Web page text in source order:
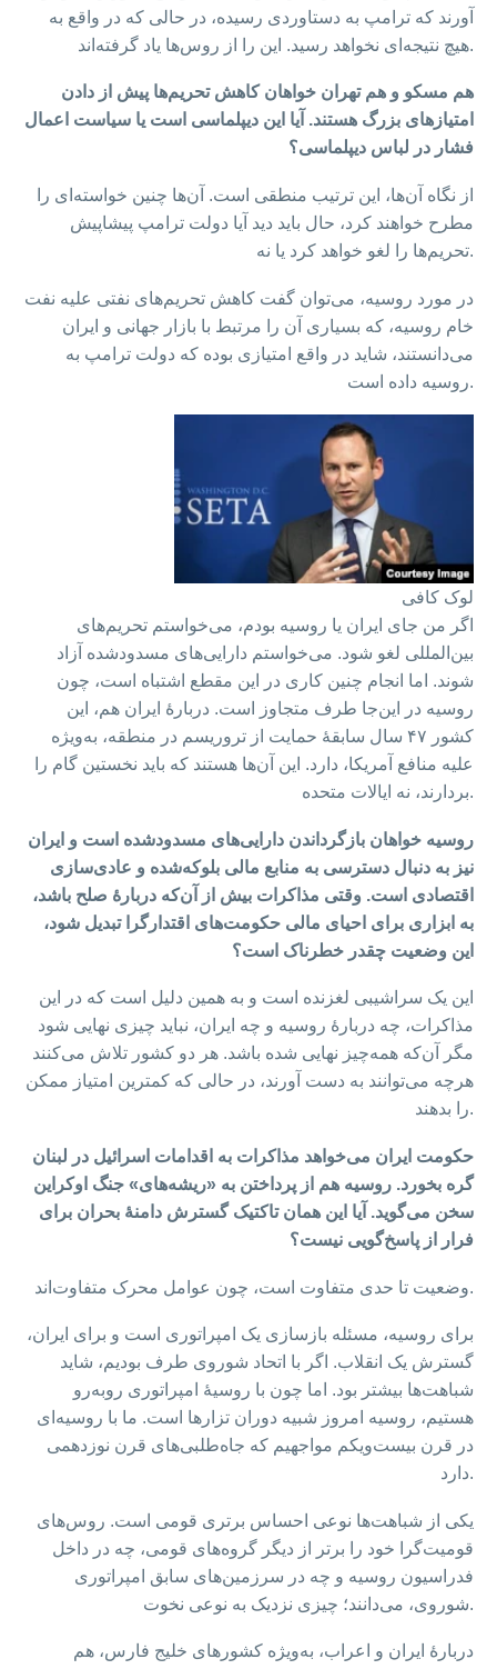
آورند که ترامپ به دستاوردی رسیده، در حالی که در واقع به
هیچ نتیجه‌ای نخواهد رسید. این را از روس‌ها یاد گرفته‌اند.
هم مسکو و هم تهران خواهان کاهش تحریم‌ها پیش از دادن
امتیازهای بزرگ هستند. آیا این دیپلماسی است یا سیاست اعمال
فشار در لباس دیپلماسی؟
از نگاه آن‌ها، این ترتیب منطقی است. آن‌ها چنین خواسته‌ای را
مطرح خواهند کرد، حال باید دید آیا دولت ترامپ پیشاپیش
تحریم‌ها را لغو خواهد کرد یا نه.
در مورد روسیه، می‌توان گفت کاهش تحریم‌های نفتی علیه نفت
خام روسیه، که بسیاری آن را مرتبط با بازار جهانی و ایران
می‌دانستند، شاید در واقع امتیازی بوده که دولت ترامپ به
روسیه داده است.
لوک کافی
اگر من جای ایران یا روسیه بودم، می‌خواستم تحریم‌های
بین‌المللی لغو شود. می‌خواستم دارایی‌های مسدودشده آزاد
شوند. اما انجام چنین کاری در این مقطع اشتباه است، چون
روسیه در این‌جا طرف متجاوز است. دربارهٔ ایران هم، این
کشور ۴۷ سال سابقهٔ حمایت از تروریسم در منطقه، به‌ویژه
علیه منافع آمریکا، دارد. این آن‌ها هستند که باید نخستین گام را
بردارند، نه ایالات متحده.
روسیه خواهان بازگرداندن دارایی‌های مسدودشده است و ایران
نیز به دنبال دسترسی به منابع مالی بلوکه‌شده و عادی‌سازی
اقتصادی است. وقتی مذاکرات بیش از آن‌که دربارهٔ صلح باشد،
به ابزاری برای احیای مالی حکومت‌های اقتدارگرا تبدیل شود،
این وضعیت چقدر خطرناک است؟
این یک سراشیبی لغزنده است و به همین دلیل است که در این
مذاکرات، چه دربارهٔ روسیه و چه ایران، نباید چیزی نهایی شود
مگر آن‌که همه‌چیز نهایی شده باشد. هر دو کشور تلاش می‌کنند
هرچه می‌توانند به دست آورند، در حالی که کمترین امتیاز ممکن
را بدهند.
حکومت ایران می‌خواهد مذاکرات به اقدامات اسرائیل در لبنان
گره بخورد. روسیه هم از پرداختن به «ریشه‌های» جنگ اوکراین
سخن می‌گوید. آیا این همان تاکتیک گسترش دامنهٔ بحران برای
فرار از پاسخ‌گویی نیست؟
وضعیت تا حدی متفاوت است، چون عوامل محرک متفاوت‌اند.
برای روسیه، مسئله بازسازی یک امپراتوری است و برای ایران،
گسترش یک انقلاب. اگر با اتحاد شوروی طرف بودیم، شاید
شباهت‌ها بیشتر بود. اما چون با روسیهٔ امپراتوری روبه‌رو
هستیم، روسیه امروز شبیه دوران تزارها است. ما با روسیه‌ای
در قرن بیست‌ویکم مواجهیم که جاه‌طلبی‌های قرن نوزدهمی
دارد.
یکی از شباهت‌ها نوعی احساس برتری قومی است. روس‌های
قومیت‌گرا خود را برتر از دیگر گروه‌های قومی، چه در داخل
فدراسیون روسیه و چه در سرزمین‌های سابق امپراتوری
شوروی، می‌دانند؛ چیزی نزدیک به نوعی نخوت.
دربارهٔ ایران و اعراب، به‌ویژه کشورهای خلیج فارس، هم